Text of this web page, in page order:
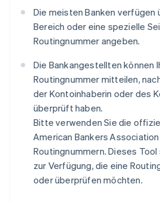
Die meisten Banken verfügen
Bereich oder eine spezielle
Routingnummer angeben.
Die Bankangestellten können
Routingnummer mitteilen,
der Kontoinhaberin oder des
überprüft haben.
Bitte verwenden Sie die
American Bankers Association
Routingnummern. Dieses
zur Verfügung, die eine
oder überprüfen möchten.